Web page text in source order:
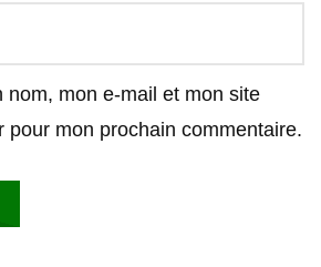
nom, mon e-mail et mon site
pour mon prochain commentaire.